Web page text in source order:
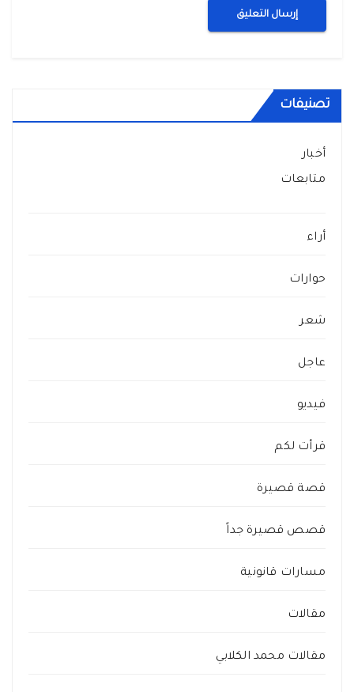
تصنيفات
أخبار
متابعات
أراء
حوارات
شعر
عاجل
فيديو
قرأت لكم
قصة قصيرة
قصص قصيرة جداً
مسارات قانونية
مقالات
مقالات محمد الكلابي